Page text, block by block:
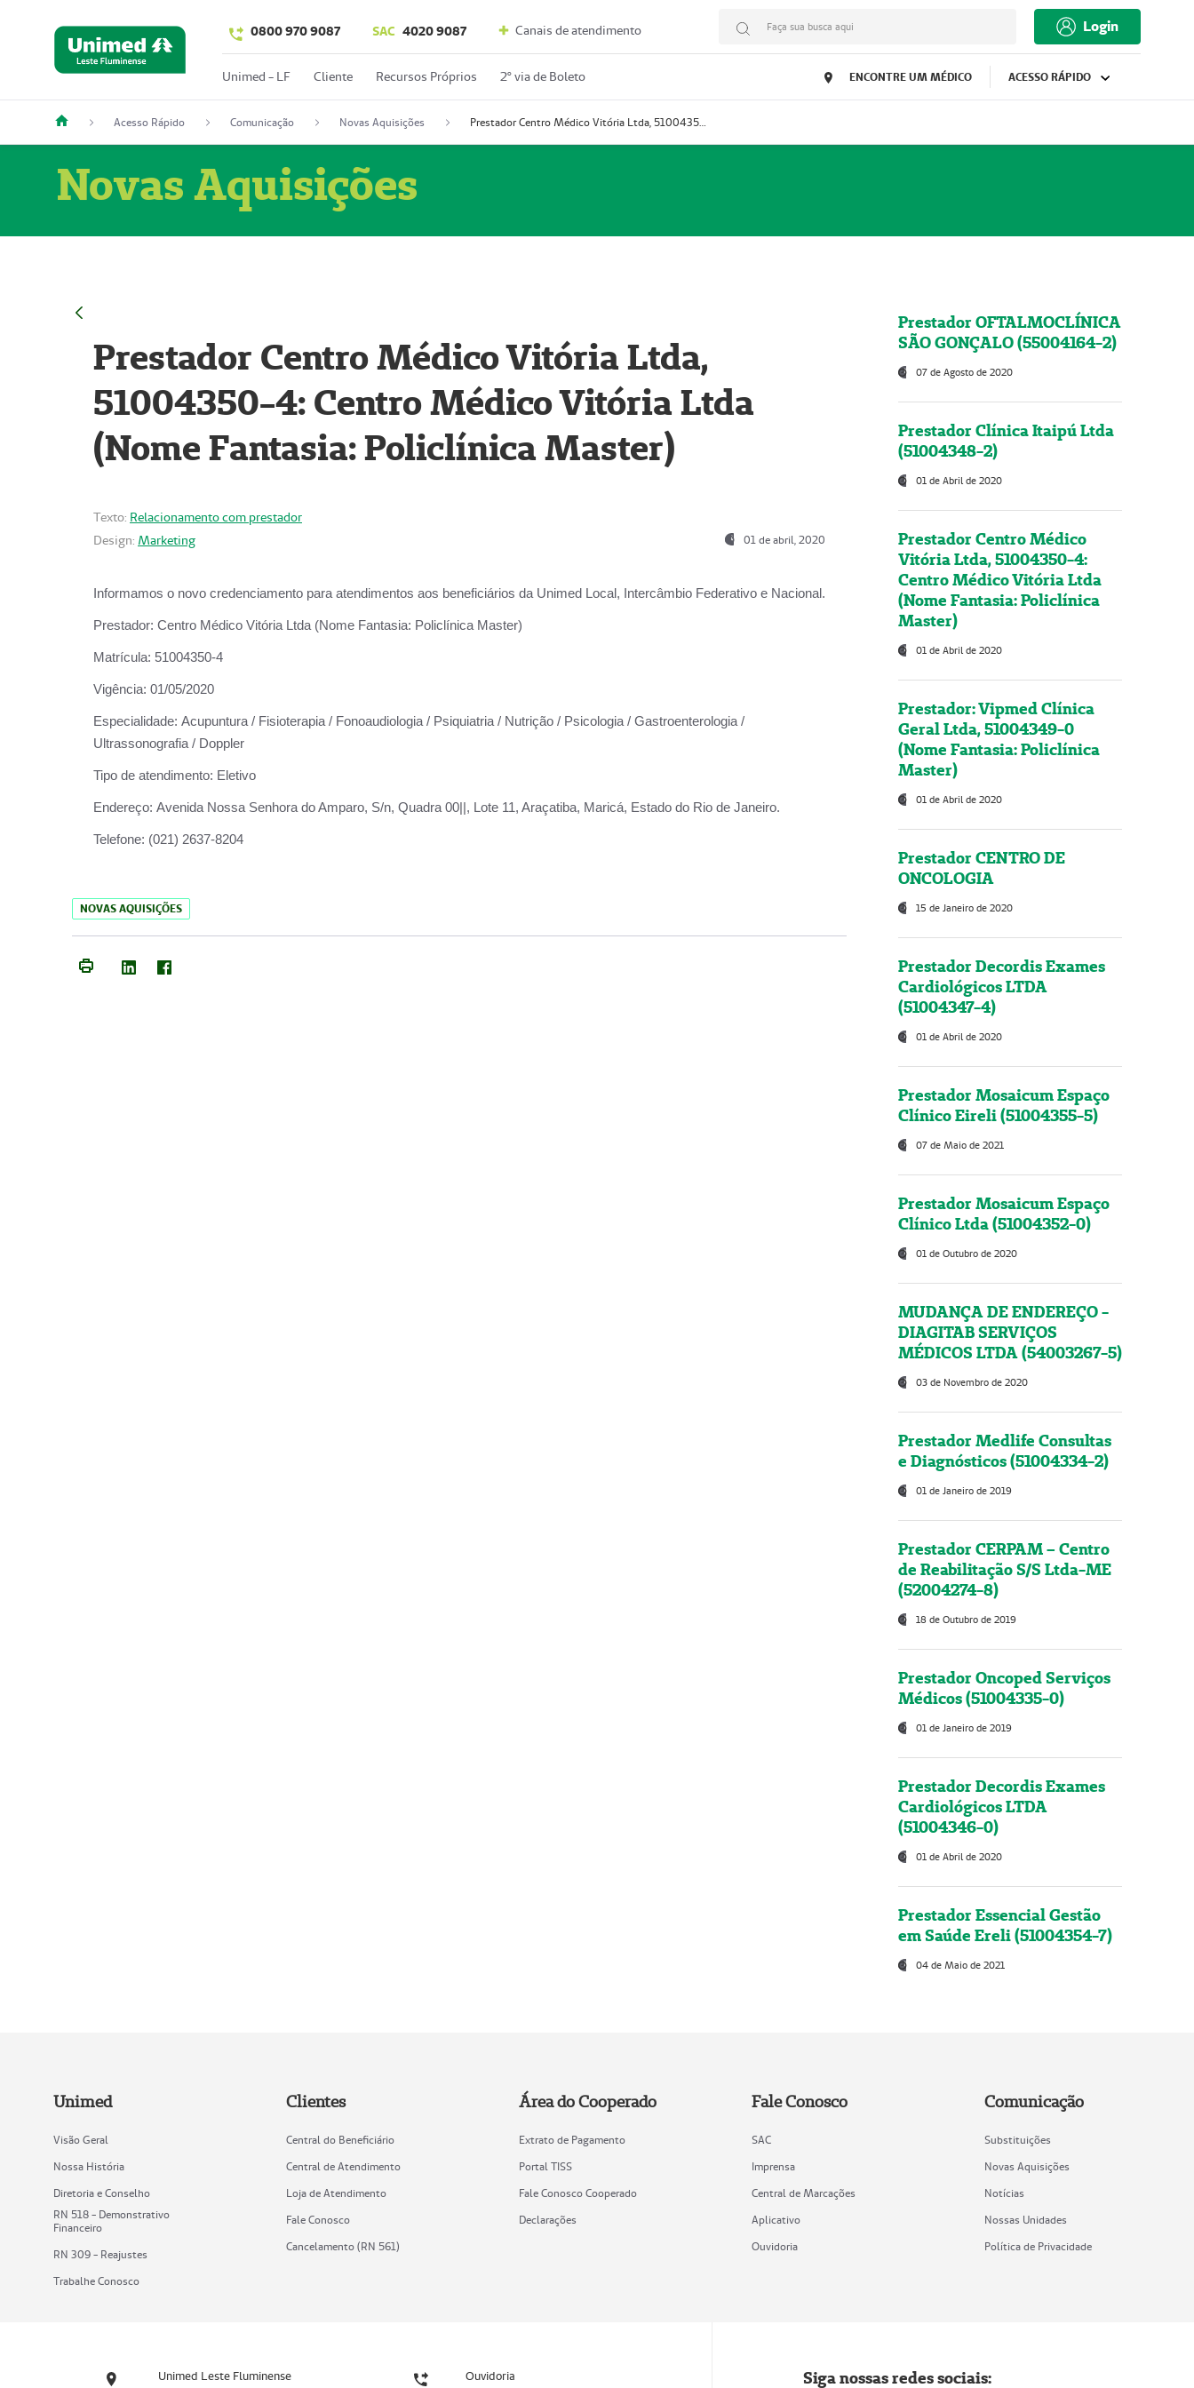
0800 970 9087 SAC 4020 9087 Canais de atendimento Faça sua busca aqui Login
Unimed - LF Cliente Recursos Próprios 2º via de Boleto ENCONTRE UM MÉDICO ACESSO RÁPIDO
Acesso Rápido Comunicação Novas Aquisições Prestador Centro Médico Vitória Ltda, 51004350-4: Centro Médico Vitória Ltda (Nome Fantasia: Policlínica Master)
Novas Aquisições
Prestador Centro Médico Vitória Ltda,
51004350-4: Centro Médico Vitória Ltda
(Nome Fantasia: Policlínica Master)
Texto: Relacionamento com prestador
Design: Marketing 01 de abril, 2020
Informamos o novo credenciamento para atendimentos aos beneficiários da Unimed Local, Intercâmbio Federativo e Nacional.
Prestador: Centro Médico Vitória Ltda (Nome Fantasia: Policlínica Master)
Matrícula: 51004350-4
Vigência: 01/05/2020
Especialidade: Acupuntura / Fisioterapia / Fonoaudiologia / Psiquiatria / Nutrição / Psicologia / Gastroenterologia /
Ultrassonografia / Doppler
Tipo de atendimento: Eletivo
Endereço: Avenida Nossa Senhora do Amparo, S/n, Quadra 00||, Lote 11, Araçatiba, Maricá, Estado do Rio de Janeiro.
Telefone: (021) 2637-8204
NOVAS AQUISIÇÕES
Prestador OFTALMOCLÍNICA
SÃO GONÇALO (55004164-2)
07 de Agosto de 2020
Prestador Clínica Itaipú Ltda
(51004348-2)
01 de Abril de 2020
Prestador Centro Médico
Vitória Ltda, 51004350-4:
Centro Médico Vitória Ltda
(Nome Fantasia: Policlínica
Master)
01 de Abril de 2020
Prestador: Vipmed Clínica
Geral Ltda, 51004349-0
(Nome Fantasia: Policlínica
Master)
01 de Abril de 2020
Prestador CENTRO DE
ONCOLOGIA
15 de Janeiro de 2020
Prestador Decordis Exames
Cardiológicos LTDA
(51004347-4)
01 de Abril de 2020
Prestador Mosaicum Espaço
Clínico Eireli (51004355-5)
07 de Maio de 2021
Prestador Mosaicum Espaço
Clínico Ltda (51004352-0)
01 de Outubro de 2020
MUDANÇA DE ENDEREÇO -
DIAGITAB SERVIÇOS
MÉDICOS LTDA (54003267-5)
03 de Novembro de 2020
Prestador Medlife Consultas
e Diagnósticos (51004334-2)
01 de Janeiro de 2019
Prestador CERPAM – Centro
de Reabilitação S/S Ltda-ME
(52004274-8)
18 de Outubro de 2019
Prestador Oncoped Serviços
Médicos (51004335-0)
01 de Janeiro de 2019
Prestador Decordis Exames
Cardiológicos LTDA
(51004346-0)
01 de Abril de 2020
Prestador Essencial Gestão
em Saúde Ereli (51004354-7)
04 de Maio de 2021
Unimed
Visão Geral
Nossa História
Diretoria e Conselho
RN 518 - Demonstrativo
Financeiro
RN 309 - Reajustes
Trabalhe Conosco
Clientes
Central do Beneficiário
Central de Atendimento
Loja de Atendimento
Fale Conosco
Cancelamento (RN 561)
Área do Cooperado
Extrato de Pagamento
Portal TISS
Fale Conosco Cooperado
Declarações
Fale Conosco
SAC
Imprensa
Central de Marcações
Aplicativo
Ouvidoria
Comunicação
Substituições
Novas Aquisições
Notícias
Nossas Unidades
Política de Privacidade
Unimed Leste Fluminense Ouvidoria Siga nossas redes sociais: